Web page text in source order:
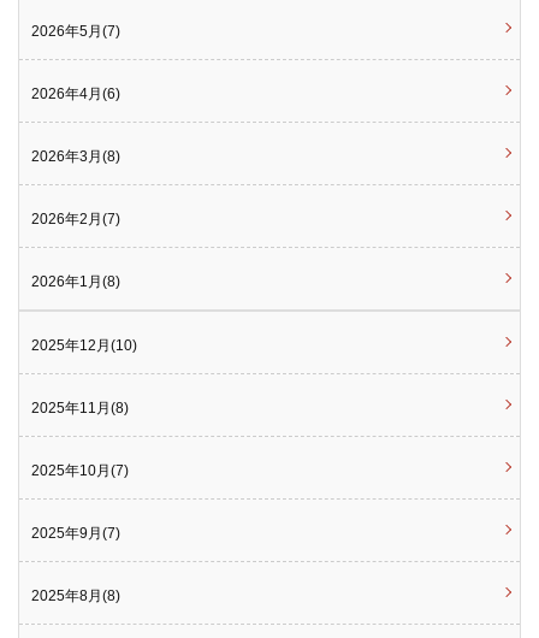
2026年5月(7)
2026年4月(6)
2026年3月(8)
2026年2月(7)
2026年1月(8)
2025年12月(10)
2025年11月(8)
2025年10月(7)
2025年9月(7)
2025年8月(8)